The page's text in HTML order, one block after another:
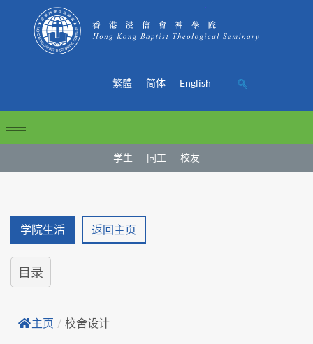
繁體 简体 English
学生 同工 校友
学院生活 返回主页
目录
主页 / 校舍设计